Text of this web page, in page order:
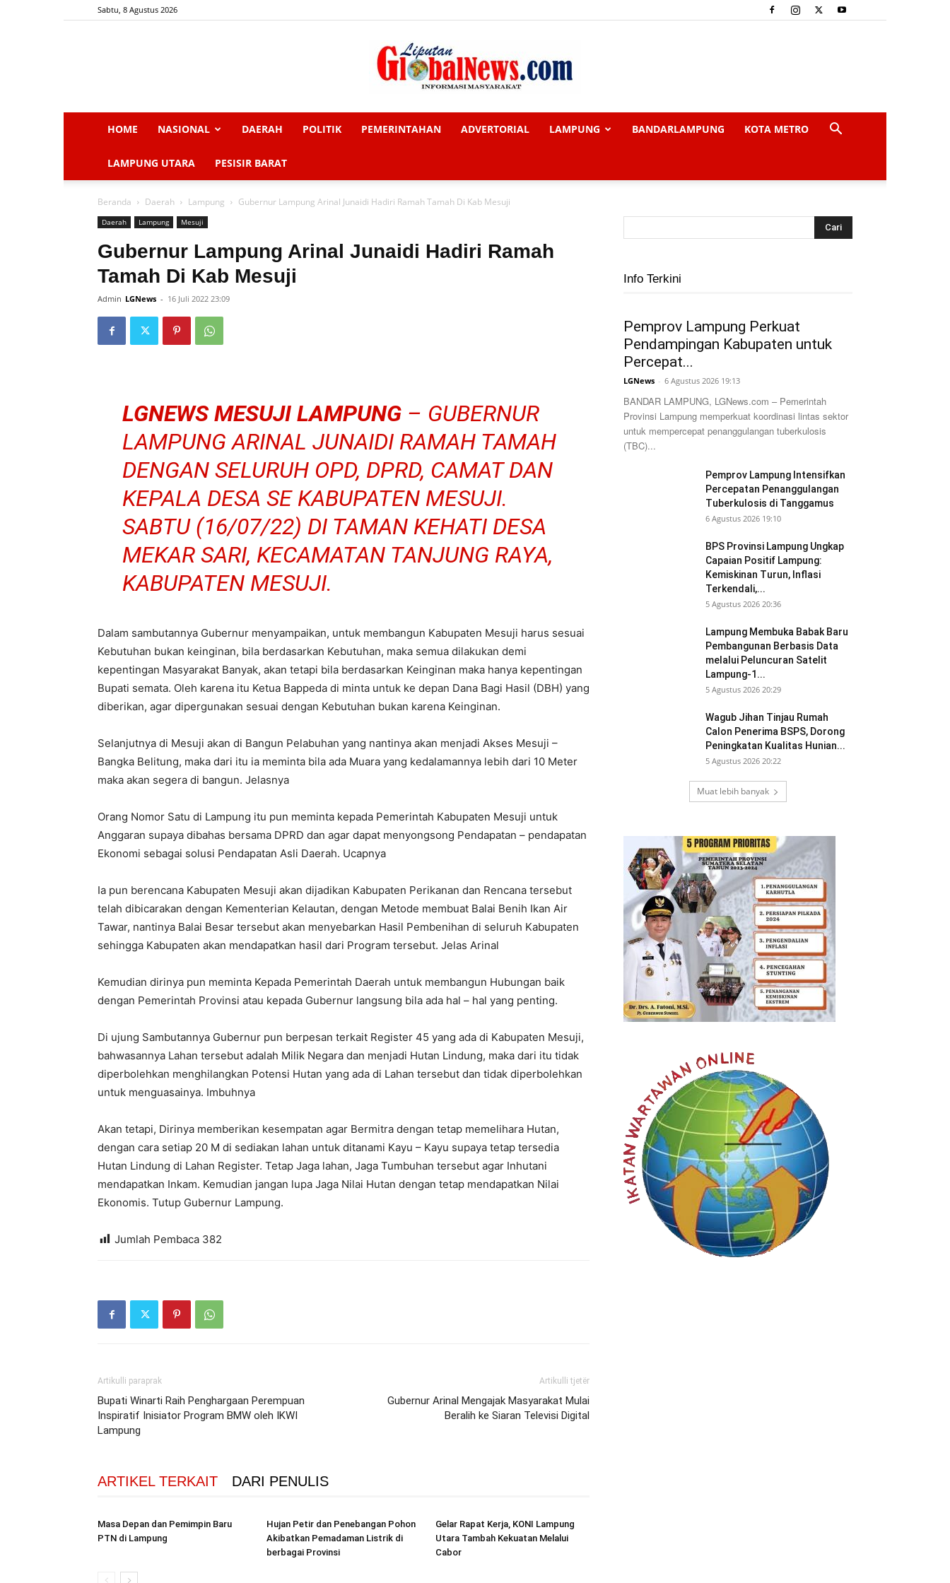
Sabtu, 8 Agustus 2026
HOME NASIONAL DAERAH POLITIK PEMERINTAHAN ADVERTORIAL LAMPUNG BANDARLAMPUNG KOTA METRO
LAMPUNG UTARA PESISIR BARAT
Beranda Daerah Lampung Gubernur Lampung Arinal Junaidi Hadiri Ramah Tamah Di Kab Mesuji
Daerah Lampung Mesuji
Gubernur Lampung Arinal Junaidi Hadiri Ramah
Tamah Di Kab Mesuji
Admin LGNews - 16 Juli 2022 23:09
LGNEWS MESUJI LAMPUNG– GUBERNUR
LAMPUNG ARINAL JUNAIDI RAMAH TAMAH
DENGAN SELURUH OPD, DPRD, CAMAT DAN
KEPALA DESA SE KABUPATEN MESUJI.
SABTU (16/07/22) DI TAMAN KEHATI DESA
MEKAR SARI, KECAMATAN TANJUNG RAYA,
KABUPATEN MESUJI.
Dalam sambutannya Gubernur menyampaikan, untuk membangun Kabupaten Mesuji harus sesuai
Kebutuhan bukan keinginan, bila berdasarkan Kebutuhan, maka semua dilakukan demi
kepentingan Masyarakat Banyak, akan tetapi bila berdasarkan Keinginan maka hanya kepentingan
Bupati semata. Oleh karena itu Ketua Bappeda di minta untuk ke depan Dana Bagi Hasil (DBH) yang
diberikan, agar dipergunakan sesuai dengan Kebutuhan bukan karena Keinginan.
Selanjutnya di Mesuji akan di Bangun Pelabuhan yang nantinya akan menjadi Akses Mesuji –
Bangka Belitung, maka dari itu ia meminta bila ada Muara yang kedalamannya lebih dari 10 Meter
maka akan segera di bangun. Jelasnya
Orang Nomor Satu di Lampung itu pun meminta kepada Pemerintah Kabupaten Mesuji untuk
Anggaran supaya dibahas bersama DPRD dan agar dapat menyongsong Pendapatan – pendapatan
Ekonomi sebagai solusi Pendapatan Asli Daerah. Ucapnya
Ia pun berencana Kabupaten Mesuji akan dijadikan Kabupaten Perikanan dan Rencana tersebut
telah dibicarakan dengan Kementerian Kelautan, dengan Metode membuat Balai Benih Ikan Air
Tawar, nantinya Balai Besar tersebut akan menyebarkan Hasil Pembenihan di seluruh Kabupaten
sehingga Kabupaten akan mendapatkan hasil dari Program tersebut. Jelas Arinal
Kemudian dirinya pun meminta Kepada Pemerintah Daerah untuk membangun Hubungan baik
dengan Pemerintah Provinsi atau kepada Gubernur langsung bila ada hal – hal yang penting.
Di ujung Sambutannya Gubernur pun berpesan terkait Register 45 yang ada di Kabupaten Mesuji,
bahwasannya Lahan tersebut adalah Milik Negara dan menjadi Hutan Lindung, maka dari itu tidak
diperbolehkan menghilangkan Potensi Hutan yang ada di Lahan tersebut dan tidak diperbolehkan
untuk menguasainya. Imbuhnya
Akan tetapi, Dirinya memberikan kesempatan agar Bermitra dengan tetap memelihara Hutan,
dengan cara setiap 20 M di sediakan lahan untuk ditanami Kayu – Kayu supaya tetap tersedia
Hutan Lindung di Lahan Register. Tetap Jaga lahan, Jaga Tumbuhan tersebut agar Inhutani
mendapatkan Inkam. Kemudian jangan lupa Jaga Nilai Hutan dengan tetap mendapatkan Nilai
Ekonomis. Tutup Gubernur Lampung.
Jumlah Pembaca 382
Artikulli paraprak
Bupati Winarti Raih Penghargaan Perempuan
Inspiratif Inisiator Program BMW oleh IKWI
Lampung
Artikulli tjetër
Gubernur Arinal Mengajak Masyarakat Mulai
Beralih ke Siaran Televisi Digital
ARTIKEL TERKAIT DARI PENULIS
Masa Depan dan Pemimpin Baru
PTN di Lampung
Hujan Petir dan Penebangan Pohon
Akibatkan Pemadaman Listrik di
berbagai Provinsi
Gelar Rapat Kerja, KONI Lampung
Utara Tambah Kekuatan Melalui
Cabor
Info Terkini
Pemprov Lampung Perkuat
Pendampingan Kabupaten untuk
Percepat...
LGNews - 6 Agustus 2026 19:13
BANDAR LAMPUNG, LGNews.com – Pemerintah
Provinsi Lampung memperkuat koordinasi lintas sektor
untuk mempercepat penanggulangan tuberkulosis
(TBC)...
Pemprov Lampung Intensifkan
Percepatan Penanggulangan
Tuberkulosis di Tanggamus
6 Agustus 2026 19:10
BPS Provinsi Lampung Ungkap
Capaian Positif Lampung:
Kemiskinan Turun, Inflasi
Terkendali,...
5 Agustus 2026 20:36
Lampung Membuka Babak Baru
Pembangunan Berbasis Data
melalui Peluncuran Satelit
Lampung-1...
5 Agustus 2026 20:29
Wagub Jihan Tinjau Rumah
Calon Penerima BSPS, Dorong
Peningkatan Kualitas Hunian...
5 Agustus 2026 20:22
Muat lebih banyak